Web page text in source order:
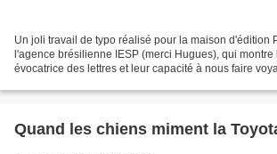
Un joli travail de typo réalisé pour la maison d'édition
l'agence brésilienne IESP (merci Hugues), qui montre
évocatrice des lettres et leur capacité à nous faire
Quand les chiens miment la